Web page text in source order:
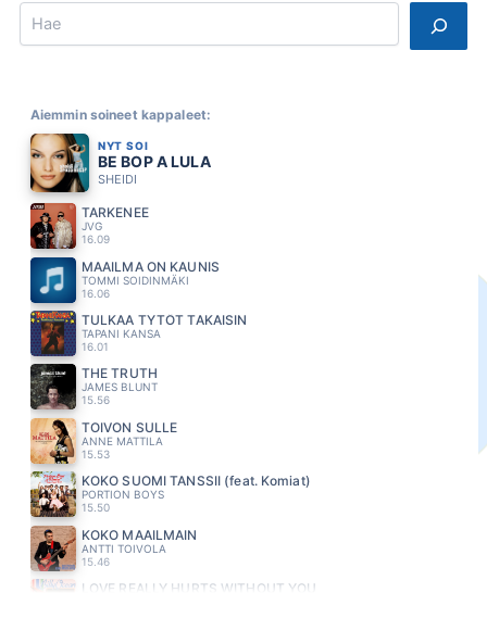
Search
Aiemmin soineet kappaleet:
NYT SOI
BE BOP A LULA
SHEIDI
TARKENEE
JVG
16.09
MAAILMA ON KAUNIS
TOMMI SOIDINMÄKI
16.06
TULKAA TYTÖT TAKAISIN
TAPANI KANSA
16.01
THE TRUTH
JAMES BLUNT
15.56
TOIVON SULLE
ANNE MATTILA
15.53
KOKO SUOMI TANSSII (feat. Komiat)
PORTION BOYS
15.50
KOKO MAAILMAIN
ANTTI TOIVOLA
15.46
LOVE REALLY HURTS WITHOUT YOU